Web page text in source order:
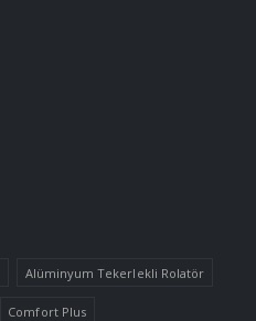
Alüminyum Tekerlekli Rolatör
Comfort Plus